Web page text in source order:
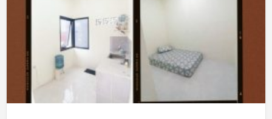
putri
(blakang
citos
mall)